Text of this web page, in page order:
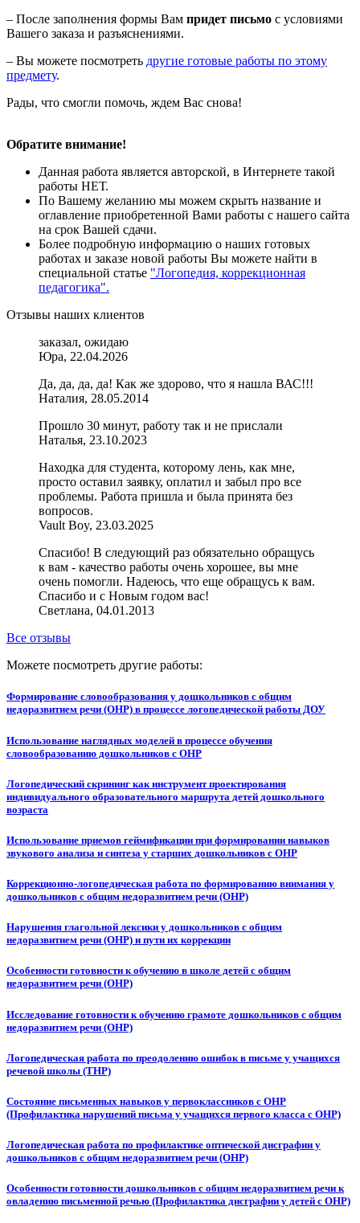
– После заполнения формы Вам придет письмо с условиями
Вашего заказа и разъяснениями.
– Вы можете посмотреть другие готовые работы по этому
предмету.
Рады, что смогли помочь, ждем Вас снова!
Обратите внимание!
Данная работа является авторской, в Интернете такой
работы НЕТ.
По Вашему желанию мы можем скрыть название и
оглавление приобретенной Вами работы с нашего сайта
на срок Вашей сдачи.
Более подробную информацию о наших готовых
работах и заказе новой работы Вы можете найти в
специальной статье "Логопедия, коррекционная
педагогика".
Отзывы наших клиентов
заказал, ожидаю
Юра, 22.04.2026
Да, да, да, да! Как же здорово, что я нашла ВАС!!!
Наталия, 28.05.2014
Прошло 30 минут, работу так и не прислали
Наталья, 23.10.2023
Находка для студента, которому лень, как мне,
просто оставил заявку, оплатил и забыл про все
проблемы. Работа пришла и была принята без
вопросов.
Vault Boy, 23.03.2025
Спасибо! В следующий раз обязательно обращусь
к вам - качество работы очень хорошее, вы мне
очень помогли. Надеюсь, что еще обращусь к вам.
Спасибо и с Новым годом вас!
Светлана, 04.01.2013
Все отзывы
Можете посмотреть другие работы:
Формирование словообразования у дошкольников с общим
недоразвитием речи (ОНР) в процессе логопедической работы ДОУ
Использование наглядных моделей в процессе обучения
словообразованию дошкольников с ОНР
Логопедический скрининг как инструмент проектирования
индивидуального образовательного маршрута детей дошкольного
возраста
Использование приемов геймификации при формировании навыков
звукового анализа и синтеза у старших дошкольников с ОНР
Коррекционно-логопедическая работа по формированию внимания у
дошкольников с общим недоразвитием речи (ОНР)
Нарушения глагольной лексики у дошкольников с общим
недоразвитием речи (ОНР) и пути их коррекции
Особенности готовности к обучению в школе детей с общим
недоразвитием речи (ОНР)
Исследование готовности к обучению грамоте дошкольников с общим
недоразвитием речи (ОНР)
Логопедическая работа по преодолению ошибок в письме у учащихся
речевой школы (ТНР)
Состояние письменных навыков у первоклассников с ОНР
(Профилактика нарушений письма у учащихся первого класса с ОНР)
Логопедическая работа по профилактике оптической дисграфии у
дошкольников с общим недоразвитием речи (ОНР)
Особенности готовности дошкольников с общим недоразвитием речи к
овладению письменной речью (Профилактика дисграфии у детей с ОНР)